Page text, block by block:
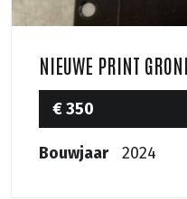
NIEUWE PRINT
€ 350
Bouwjaar 2024